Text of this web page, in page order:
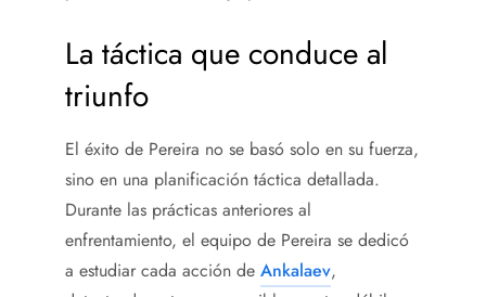
La táctica que conduce al
triunfo
El éxito de Pereira no se basó solo en su fuerza,
sino en una planificación táctica detallada.
Durante las prácticas anteriores al
enfrentamiento, el equipo de Pereira se dedicó
a estudiar cada acción de Ankalaev,